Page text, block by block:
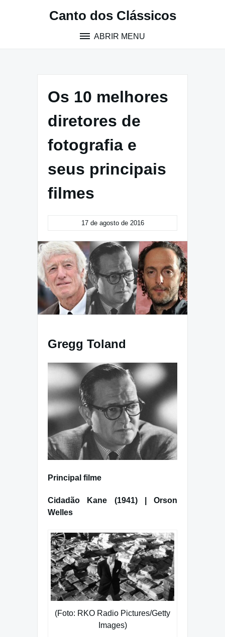
Canto dos Clássicos
ABRIR MENU
Os 10 melhores
diretores de
fotografia e
seus principais
filmes
17 de agosto de 2016
Gregg Toland
Principal filme
Cidadão Kane (1941) | Orson
Welles
(Foto: RKO Radio Pictures/Getty
Images)